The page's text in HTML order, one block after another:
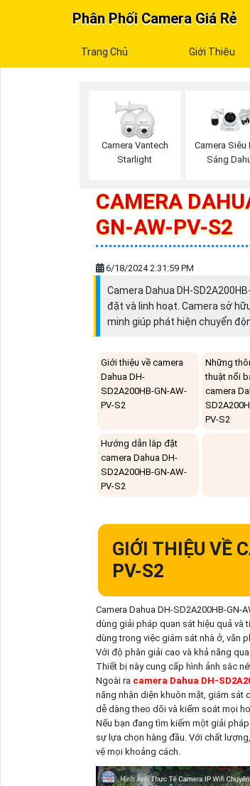
Phân Phối Camera Giá Rẻ
Trang Chủ Giới Thiệu
Camera Vantech
Starlight
Camera Siêu
Sáng
CAMERA
GN-AW-PV-S2
6/18/2024 2:31:59 PM
Camera Dahua DH-
đặt và linh hoạt. Camera sở
minh giúp phát hiện chuyển
Giới thiệu về camera
Dahua DH-
SD2A200HB-GN-AW-
PV-S2
Những
thuật nổi
camera
PV-S2
Hướng dẫn lắp đặt
camera Dahua DH-
SD2A200HB-GN-AW-
PV-S2
GIỚI THIỆU VỀ
PV-S2
Camera Dahua DH-SD2A200HB-
dùng giải pháp quan sát hiệu quả và
dùng trong việc giám sát nhà ở, văn
Với độ phân giải cao và khả năng
Thiết bị này cung cấp hình ảnh sắc
Ngoài ra camera Dahua DH-
năng nhận diện khuôn mặt, giám sát
dễ dàng theo dõi và kiểm soát mọi
Nếu bạn đang tìm kiếm một giải pháp
sự lựa chọn hàng đầu. Với chất
vệ mọi khoảng cách.